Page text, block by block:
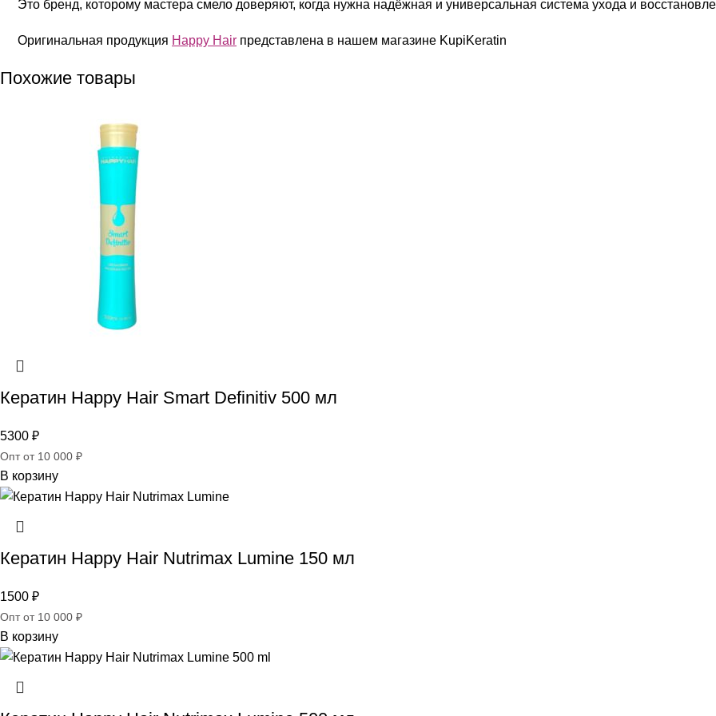
Это бренд, которому мастера смело доверяют, когда нужна надёжная и универсальная система ухода и
Оригинальная продукция Happy Hair представлена в нашем магазине KupiKeratin
Похожие товары
Кератин Happy Hair Smart Definitiv 500 мл
5300 ₽
Опт от 10 000 ₽
В корзину
Кератин Happy Hair Nutrimax Lumine 150 мл
1500 ₽
Опт от 10 000 ₽
В корзину